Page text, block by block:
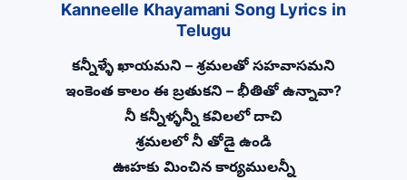
Kanneelle Khayamani Song Lyrics in
Telugu
కన్నీళ్ళే ఖాయమని – శ్రమలతో సహవాసమని
ఇంకెంత కాలం ఈ బ్రతుకని – భీతితో ఉన్నావా?
నీ కన్నీళ్ళన్నీ కవిలలో దాచి
శ్రమలలో నీ తోడై ఉండి
ఊహకు మించిన కార్యములన్నీ